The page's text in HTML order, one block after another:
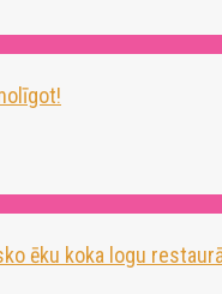
ēku koka logu